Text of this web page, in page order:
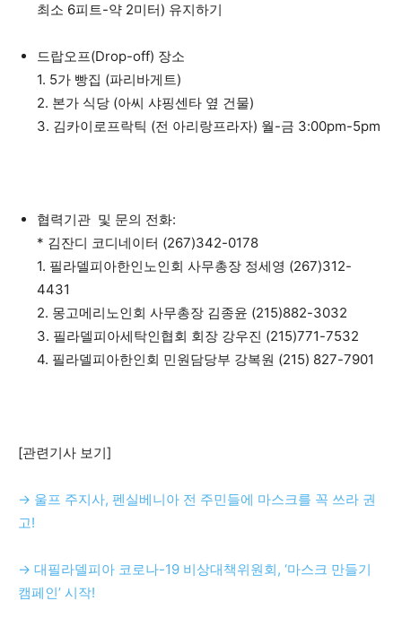
최소 6피트-약 2미터) 유지하기
드랍오프(Drop-off) 장소
1. 5가 빵집 (파리바게트)
2. 본가 식당 (아씨 샤핑센타 옆 건물)
3. 김카이로프락틱 (전 아리랑프라자) 월-금 3:00pm-5pm
협력기관 및 문의 전화:
* 김잔디 코디네이터 (267)342-0178
1. 필라델피아한인노인회 사무총장 정세영 (267)312-
4431
2. 몽고메리노인회 사무총장 김종윤 (215)882-3032
3. 필라델피아세탁인협회 회장 강우진 (215)771-7532
4. 필라델피아한인회 민원담당부 강복원 (215) 827-7901
[관련기사 보기]
→ 울프 주지사, 펜실베니아 전 주민들에 마스크를 꼭 쓰라 권
고!
→ 대필라델피아 코로나-19 비상대책위원회, ‘마스크 만들기
캠페인’ 시작!